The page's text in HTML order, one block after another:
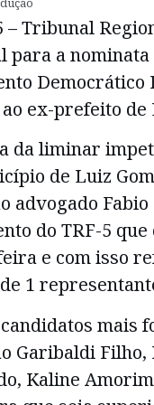
– Tribunal
para a
Democrático
ex-prefeito de
da liminar
de Luiz
advogado
do TRF-5
e com isso
1
mais
Garibaldi Filho,
Kaline